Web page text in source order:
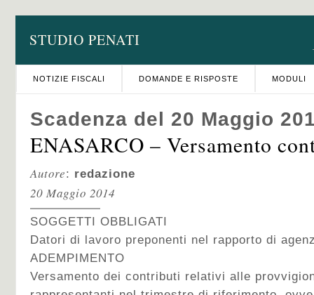
STUDIO PENATI
NOTIZIE FISCALI DOMANDE E RISPOSTE MODULI
Scadenza del 20 Maggio
ENASARCO – Versamento
Autore: redazione
20 Maggio 2014
SOGGETTI OBBLIGATI
Datori di lavoro preponenti nel rapporto di
ADEMPIMENTO
Versamento dei contributi relativi alle